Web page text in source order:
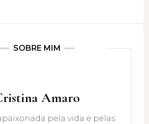
SOBRE MIM
Amaro
pela vida e pelas